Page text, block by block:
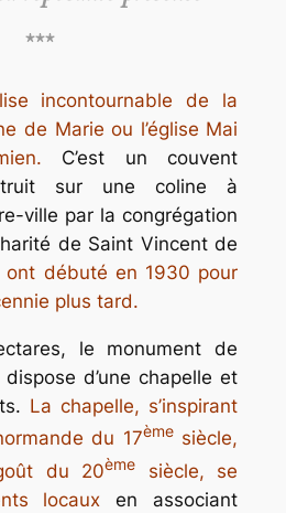
***
incontournable de la
de Marie ou l’église Mai
C’est un couvent
sur une coline à
ville par la congrégation
de Saint Vincent de
ont débuté en 1930 pour
plus tard.
le monument de
d’une chapelle et
La chapelle, s’inspirant
du 17èmesiècle,
du 20ème siècle, se
locaux en associant